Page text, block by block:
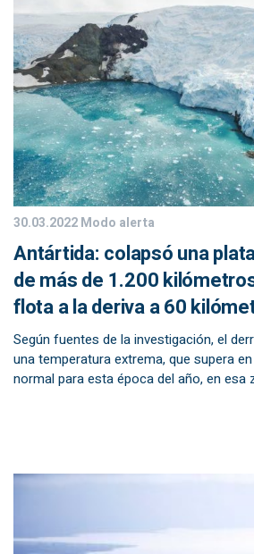
30.03.2022Modo alerta
Antártida: colapsó una
de más de 1.200
flota a la deriva a 60
Según fuentes de la investigación, el
una temperatura extrema, que supera
normal para esta época del año, en esa